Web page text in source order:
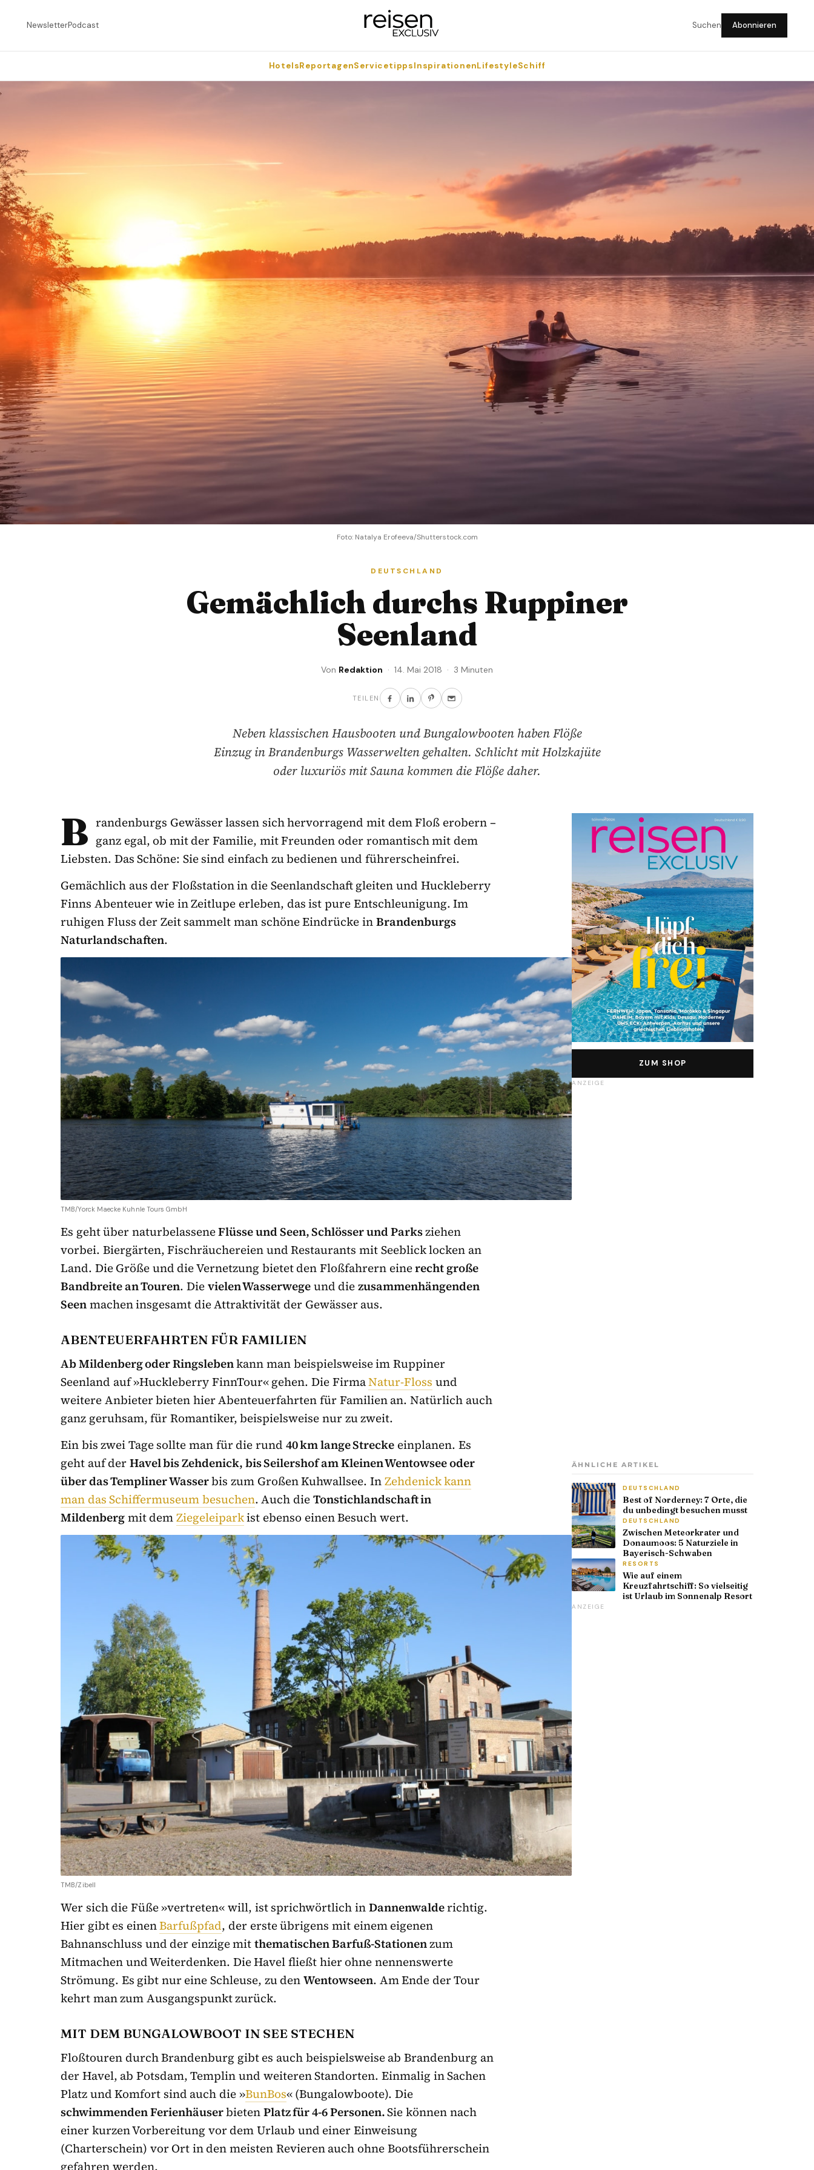
NewsletterPodcast Suchen Abonnieren
HotelsReportagenServicetippsInspirationenLifestyleSchiff
Foto: Natalya Erofeeva/Shutterstock.com
DEUTSCHLAND
Gemächlich durchs Ruppiner
Seenland
Von Redaktion · 14. Mai 2018 · 3 Minuten
TEILEN
Neben klassischen Hausbooten und Bungalowbooten haben Flöße
Einzug in Brandenburgs Wasserwelten gehalten. Schlicht mit Holzkajüte
oder luxuriös mit Sauna kommen die Flöße daher.
B randenburgs Gewässer lassen sich hervorragend mit dem Floß erobern –
ganz egal, ob mit der Familie, mit Freunden oder romantisch mit dem
Liebsten. Das Schöne: Sie sind einfach zu bedienen und führerscheinfrei.
Gemächlich aus der Floßstation in die Seenlandschaft gleiten und Huckleberry
Finns Abenteuer wie in Zeitlupe erleben, das ist pure Entschleunigung. Im
ruhigen Fluss der Zeit sammelt man schöne Eindrücke inBrandenburgs
Naturlandschaften.
TMB/Yorck Maecke Kuhnle Tours GmbH
Es geht über naturbelasseneFlüsse und Seen, Schlösser und Parksziehen
vorbei. Biergärten, Fischräuchereien und Restaurants mit Seeblick locken an
Land. Die Größe und die Vernetzung bietet den Floßfahrern einerecht große
Bandbreite an Touren. Dievielen Wasserwegeund diezusammenhängenden
Seenmachen insgesamt die Attraktivität der Gewässer aus.
ABENTEUERFAHRTEN FÜR FAMILIEN
Ab Mildenberg oder Ringslebenkann man beispielsweise im Ruppiner
Seenland auf »Huckleberry FinnTour« gehen. Die FirmaNatur-Floss und
weitere Anbieter bieten hier Abenteuerfahrten für Familien an. Natürlich auch
ganz geruhsam, für Romantiker, beispielsweise nur zu zweit.
Ein bis zwei Tage sollte man für die rund 40 km lange Strecke einplanen. Es
geht auf derHavel bis Zehdenick, bis Seilershof am Kleinen Wentowsee oder
über das Templiner Wasserbis zum Großen Kuhwallsee. InZehdenick kann
man das Schiffermuseum besuchen. Auch dieTonstichlandschaft in
Mildenbergmit demZiegeleiparkist ebenso einen Besuch wert.
TMB/Zibell
Wer sich die Füße »vertreten« will, ist sprichwörtlich inDannenwalderichtig.
Hier gibt es einenBarfußpfad, der erste übrigens mit einem eigenen
Bahnanschluss und der einzige mitthematischen Barfuß-Stationenzum
Mitmachen und Weiterdenken. Die Havel fließt hier ohne nennenswerte
Strömung. Es gibt nur eine Schleuse, zu denWentowseen. Am Ende der Tour
kehrt man zum Ausgangspunkt zurück.
MIT DEM BUNGALOWBOOT IN SEE STECHEN
Floßtouren durch Brandenburg gibt es auch beispielsweise ab Brandenburg an
der Havel, ab Potsdam, Templin und weiteren Standorten. Einmalig in Sachen
Platz und Komfort sind auch die »BunBos« (Bungalowboote). Die
schwimmenden FerienhäuserbietenPlatz für 4-6 Personen.Sie können nach
einer kurzen Vorbereitung vor dem Urlaub und einer Einweisung
(Charterschein) vor Ort in den meisten Revieren auch ohne Bootsführerschein
gefahren werden.
ZUM SHOP
ANZEIGE
ÄHNLICHE ARTIKEL
DEUTSCHLAND
Best of Norderney: 7 Orte, die
du unbedingt besuchen musst
DEUTSCHLAND
Zwischen Meteorkrater und
Donaumoos: 5 Naturziele in
Bayerisch-Schwaben
RESORTS
Wie auf einem
Kreuzfahrtschiff: So vielseitig
ist Urlaub im Sonnenalp Resort
ANZEIGE